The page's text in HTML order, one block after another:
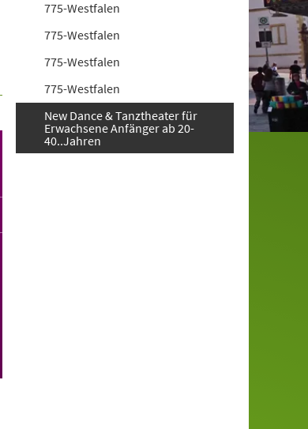
775-Westfalen
775-Westfalen
775-Westfalen
775-Westfalen
New Dance & Tanztheater für
Erwachsene Anfänger ab 20-
40..Jahren